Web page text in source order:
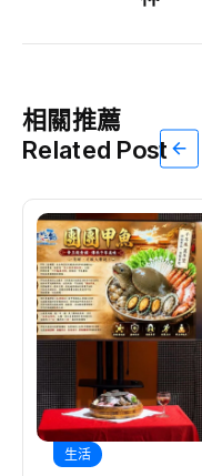
相關推薦
Related Post
生活